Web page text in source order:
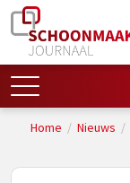
Home / Nieuws /